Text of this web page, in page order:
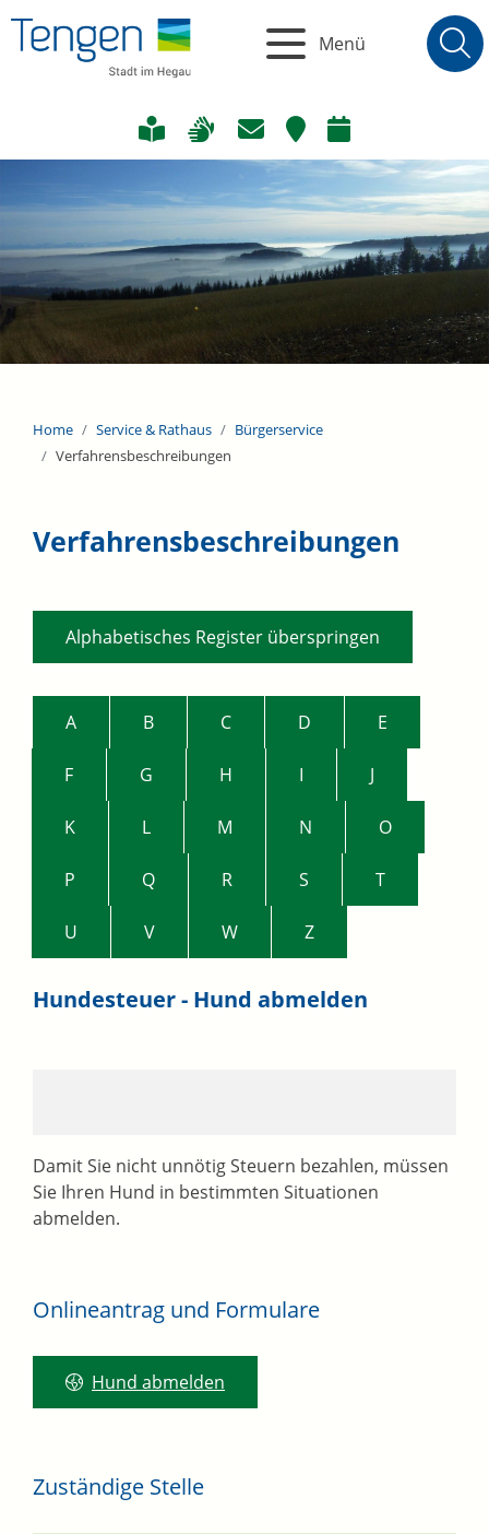
Menü
Home Service & Rathaus
Bürgerservice
Verfahrensbeschreibungen
Verfahrensbeschreibungen
Alphabetisches Register überspringen
A B C D E
F G H I J
K L M N O
P Q R S T
U V W Z
Hundesteuer - Hund abmelden
Damit Sie nicht unnötig Steuern bezahlen, müssen
Sie Ihren Hund in bestimmten Situationen
abmelden.
Onlineantrag und Formulare
Hund abmelden
Zuständige Stelle